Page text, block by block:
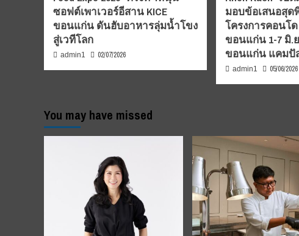
ซอฟต์เพาเวอร์อีสาน KICE
ขอนแก่น ดันฮับอาหารลุ่มน้ำโขง
สู่เวทีโลก
admin1 02/07/2026
มอบข้อเสนอสุด
โครงการคอนโ
ขอนแก่น 1-7 มิ.
ขอนแก่น แคมปั
admin1 05/06/2026
You may have missed